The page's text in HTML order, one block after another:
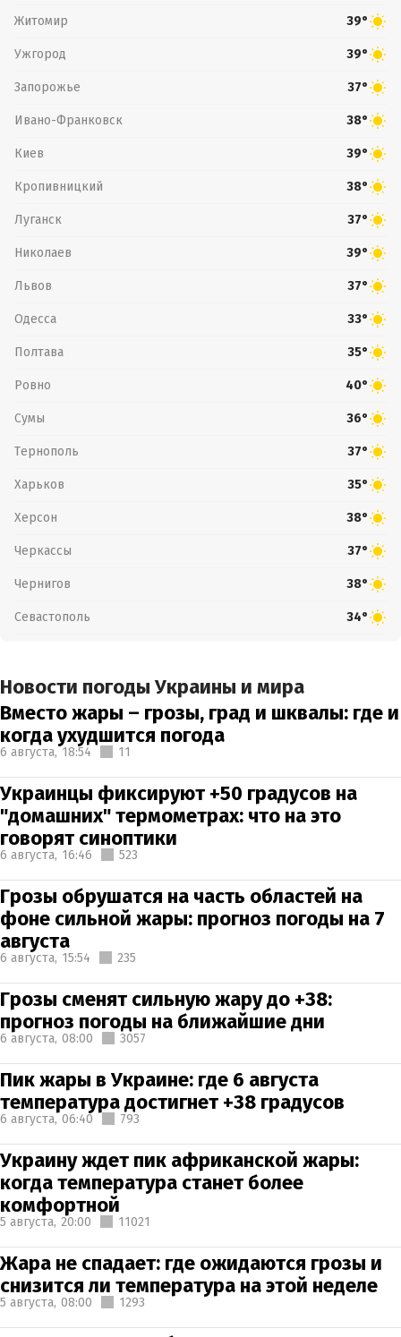
Житомир 39°
Ужгород 39°
Запорожье 37°
Ивано-Франковск 38°
Киев 39°
Кропивницкий 38°
Луганск 37°
Николаев 39°
Львов 37°
Одесса 33°
Полтава 35°
Ровно 40°
Сумы 36°
Тернополь 37°
Харьков 35°
Херсон 38°
Черкассы 37°
Чернигов 38°
Севастополь 34°
Новости погоды Украины и мира
Вместо жары – грозы, град и шквалы: где и
когда ухудшится погода
6 августа, 18:54 11
Украинцы фиксируют +50 градусов на
"домашних" термометрах: что на это
говорят синоптики
6 августа, 16:46 523
Грозы обрушатся на часть областей на
фоне сильной жары: прогноз погоды на 7
августа
6 августа, 15:54 235
Грозы сменят сильную жару до +38:
прогноз погоды на ближайшие дни
6 августа, 08:00 3057
Пик жары в Украине: где 6 августа
температура достигнет +38 градусов
6 августа, 06:40 793
Украину ждет пик африканской жары:
когда температура станет более
комфортной
5 августа, 20:00 11021
Жара не спадает: где ожидаются грозы и
снизится ли температура на этой неделе
5 августа, 08:00 1293